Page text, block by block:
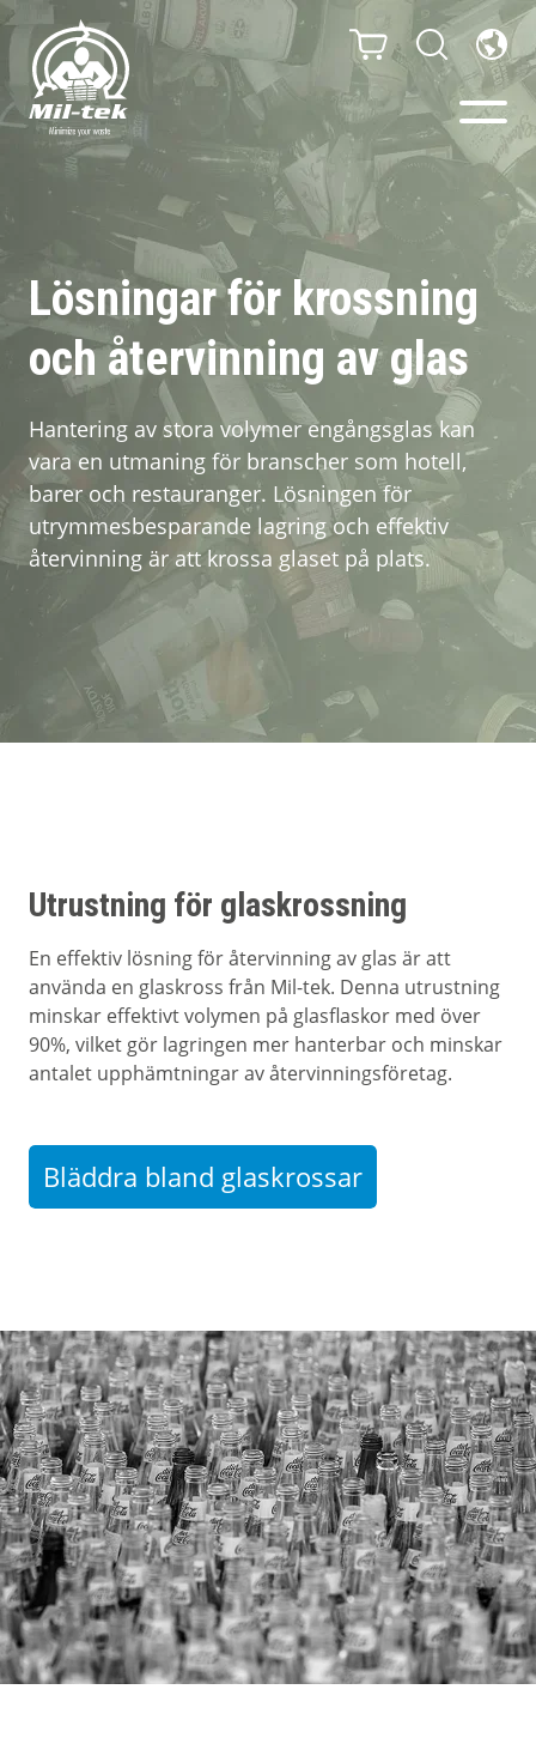
Balpressar och
Komprimatorer
Webbshop
Din bransch
Material
Kundcase
Om Mil-tek
Kontakta Mil-tek
Lösningar för krossning
och återvinning av glas
Hantering av stora volymer engångsglas kan
vara en utmaning för branscher som hotell,
barer och restauranger. Lösningen för
utrymmesbesparande lagring och effektiv
återvinning är att krossa glaset på plats.
Utrustning för glaskrossning
En effektiv lösning för återvinning av glas är att
använda en glaskross från Mil-tek. Denna utrustning
minskar effektivt volymen på glasflaskor med över
90%, vilket gör lagringen mer hanterbar och minskar
antalet upphämtningar av återvinningsföretag.
Bläddra bland glaskrossar